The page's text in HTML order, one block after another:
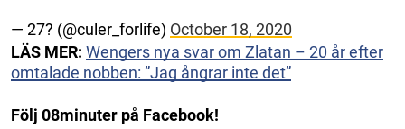
— 27? (@culer_forlife) October 18, 2020
LÄS MER: Wengers nya svar om Zlatan – 20 år efter
omtalade nobben: ”Jag ångrar inte det”
Följ 08minuter på Facebook!